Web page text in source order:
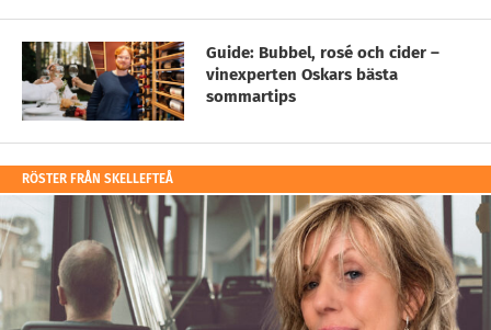
Guide: Bubbel, rosé och cider –
vinexperten Oskars bästa
sommartips
RÖSTER FRÅN SKELLEFTEÅ